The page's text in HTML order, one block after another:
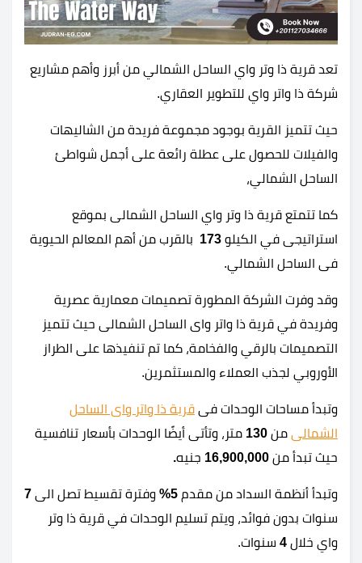
تعد قرية ذا وتر واي الساحل الشمالي من أبرز وأهم مشاريع
شركة ذا واتر واي للتطوير العقاري.
حيث تتميز القرية بوجود مجموعة فريدة من الشاليهات
والفيلات للحصول على عطلة رائعة على أجمل شواطئ
الساحل الشمالي،
كما تتمتع قرية ذا وتر واي الساحل الشمالى بموقع
استراتيجى في الكيلو 173 بالقرب من أهم المعالم الحيوية
فى الساحل الشمالي.
وقد وفرت الشركة المطورة تصميمات معمارية عصرية
وفريدة في قرية ذا واتر واى الساحل الشمالى حيث تتميز
التصميمات بالرقي والفخامة، كما تم تنفيذها على الطراز
الأوروبي لجذب العملاء والمستثمرين.
وتبدأ مساحات الوحدات فى قرية ذا واتر واى الساحل
الشمالى من 130 متر، وتأتى أيضًا الوحدات بأسعار تنافسية
حيث تبدأ من
جنيه.
وتبدأ أنظمة السداد من مقدم 5% وفترة تقسيط تصل الى 7
سنوات بدون فوائد، ويتم تسليم الوحدات في قرية ذا وتر
واي خلال 4 سنوات.